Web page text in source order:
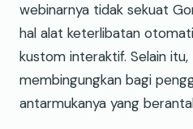
webinarnya tidak sekuat
hal alat keterlibatan
kustom interaktif. Selain
membingungkan bagi
antarmukanya yang